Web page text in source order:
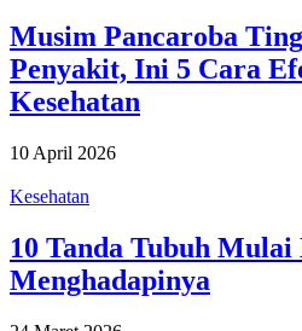
Musim Pancaroba
Penyakit, Ini 5 Cara
Kesehatan
10 April 2026
Kesehatan
10 Tanda Tubuh
Menghadapinya